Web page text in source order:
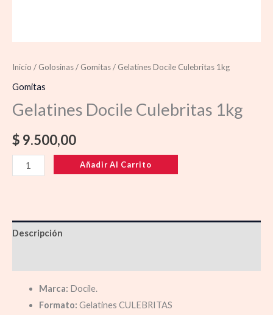
Inicio / Golosinas/ Gomitas/ Gelatines Docile Culebritas 1kg
Gomitas
Gelatines Docile Culebritas 1kg
$ 9.500,00
Añadir Al Carrito
Descripción
Marca: Docile.
Formato: Gelatines CULEBRITAS